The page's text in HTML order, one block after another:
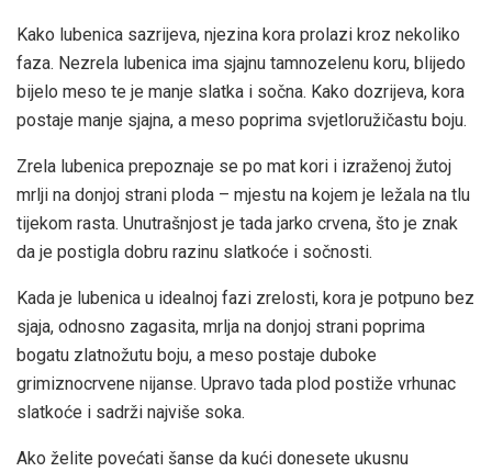
Kako lubenica sazrijeva, njezina kora prolazi kroz nekoliko
faza. Nezrela lubenica ima sjajnu tamnozelenu koru, blijedo
bijelo meso te je manje slatka i sočna. Kako dozrijeva, kora
postaje manje sjajna, a meso poprima svjetloružičastu boju.
Zrela lubenica prepoznaje se po mat kori i izraženoj žutoj
mrlji na donjoj strani ploda – mjestu na kojem je ležala na tlu
tijekom rasta. Unutrašnjost je tada jarko crvena, što je znak
da je postigla dobru razinu slatkoće i sočnosti.
Kada je lubenica u idealnoj fazi zrelosti, kora je potpuno bez
sjaja, odnosno zagasita, mrlja na donjoj strani poprima
bogatu zlatnožutu boju, a meso postaje duboke
grimiznocrvene nijanse. Upravo tada plod postiže vrhunac
slatkoće i sadrži najviše soka.
Ako želite povećati šanse da kući donesete ukusnu